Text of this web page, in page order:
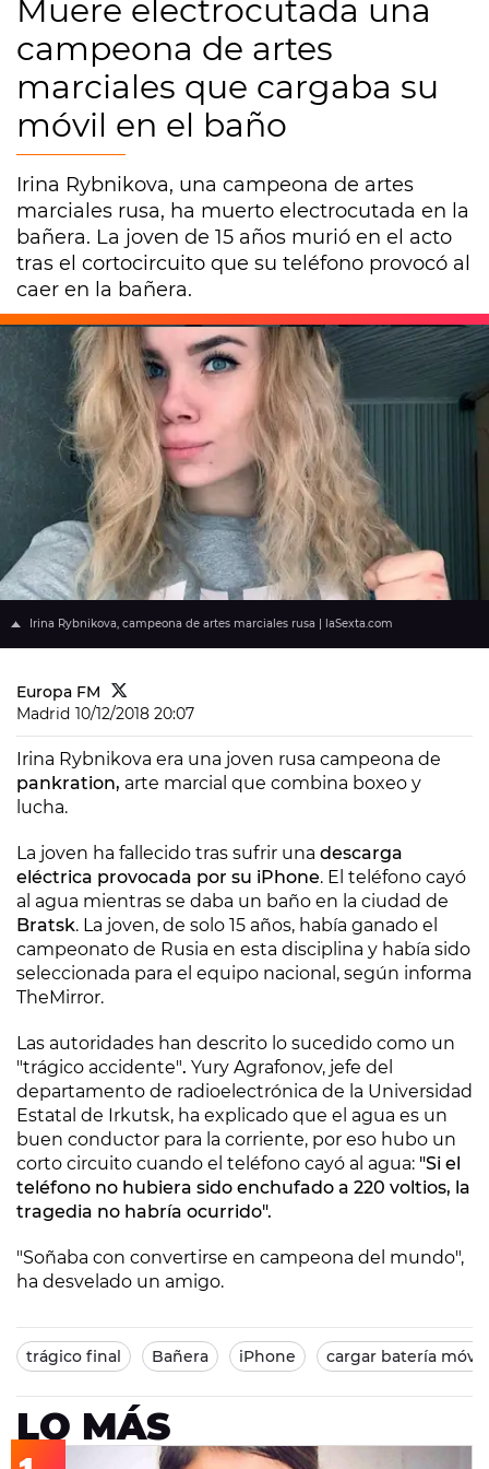
Muere electrocutada una
campeona de artes
marciales que cargaba su
móvil en el baño
Irina Rybnikova, una campeona de artes
marciales rusa, ha muerto electrocutada en la
bañera. La joven de 15 años murió en el acto
tras el cortocircuito que su teléfono provocó al
caer en la bañera.
Irina Rybnikova, campeona de artes marciales rusa | laSexta.com
Europa FM
Madrid 10/12/2018 20:07
Irina Rybnikova era una joven rusa campeona de
pankration, arte marcial que combina boxeo y
lucha.
La joven ha fallecido tras sufrir una descarga
eléctrica provocada por su iPhone. El teléfono cayó
al agua mientras se daba un baño en la ciudad de
Bratsk. La joven, de solo 15 años, había ganado el
campeonato de Rusia en esta disciplina y había sido
seleccionada para el equipo nacional, según informa
TheMirror.
Las autoridades han descrito lo sucedido como un
"trágico accidente". Yury Agrafonov, jefe del
departamento de radioelectrónica de la Universidad
Estatal de Irkutsk, ha explicado que el agua es un
buen conductor para la corriente, por eso hubo un
corto circuito cuando el teléfono cayó al agua: "Si el
teléfono no hubiera sido enchufado a 220 voltios, la
tragedia no habría ocurrido".
"Soñaba con convertirse en campeona del mundo",
ha desvelado un amigo.
trágico final Bañera iPhone cargar batería móvil
LO MÁS